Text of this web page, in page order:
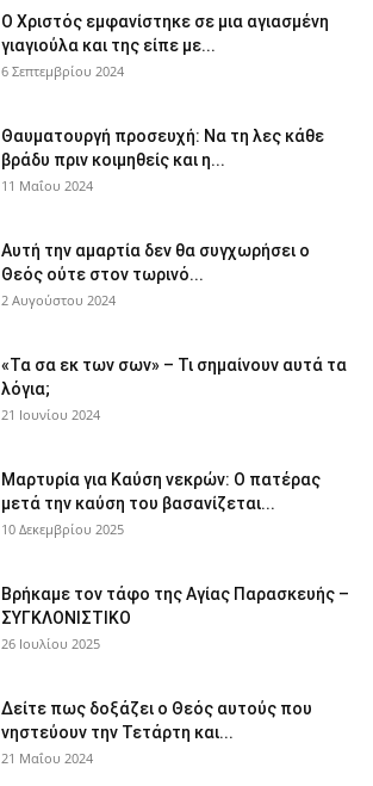
Ο Χριστός εμφανίστηκε σε μια αγιασμένη
γιαγιούλα και της είπε με...
6 Σεπτεμβρίου 2024
Θαυματουργή προσευχή: Να τη λες κάθε
βράδυ πριν κοιμηθείς και η...
11 Μαΐου 2024
Αυτή την αμαρτία δεν θα συγχωρήσει ο
Θεός ούτε στον τωρινό...
2 Αυγούστου 2024
«Τα σα εκ των σων» – Τι σημαίνουν αυτά τα
λόγια;
21 Ιουνίου 2024
Μαρτυρία για Καύση νεκρών: Ο πατέρας
μετά την καύση του βασανίζεται...
10 Δεκεμβρίου 2025
Βρήκαμε τον τάφο της Αγίας Παρασκευής –
ΣΥΓΚΛΟΝΙΣΤΙΚΟ
26 Ιουλίου 2025
Δείτε πως δοξάζει ο Θεός αυτούς που
νηστεύουν την Τετάρτη και...
21 Μαΐου 2024